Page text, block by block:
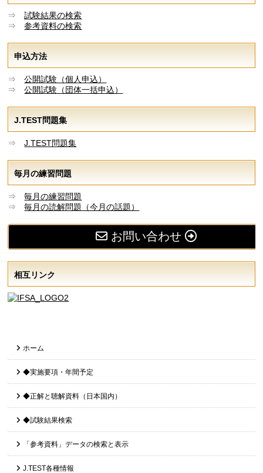
⇒試験結果の検索
⇒参考資料の検索
申込方法
⇒公開試験（個人申込）
⇒公開試験（団体一括申込）
J.TEST問題集
⇒J.TEST問題集
毎月の練習問題
⇒毎月の練習問題
⇒毎月の読解問題（今月の話題）
お問い合わせ
相互リンク
ホーム
◆実施要項・年間予定
◆正解と聴解資料（日本国内）
◆試験結果検索
「参考資料」データの検索と表示
J.TEST各種情報